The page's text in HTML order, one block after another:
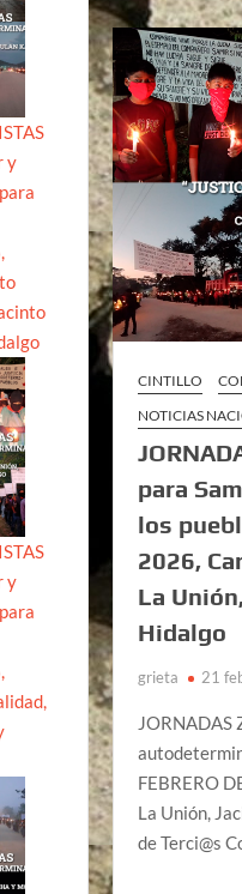
CINTILLO
NOTICIAS
para
los
2026,
La
Hidalgo
grieta 21
JORNADAS
FEBRERO
La Unión,
de Terci@s
y
y